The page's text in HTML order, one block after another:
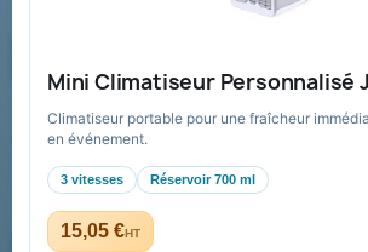
Mini Climatiseur Personnalisé
Climatiseur portable pour une fraîcheur
en événement.
3 vitesses Réservoir 700 ml
15,05 €HT
Recevez nos offres spéciales